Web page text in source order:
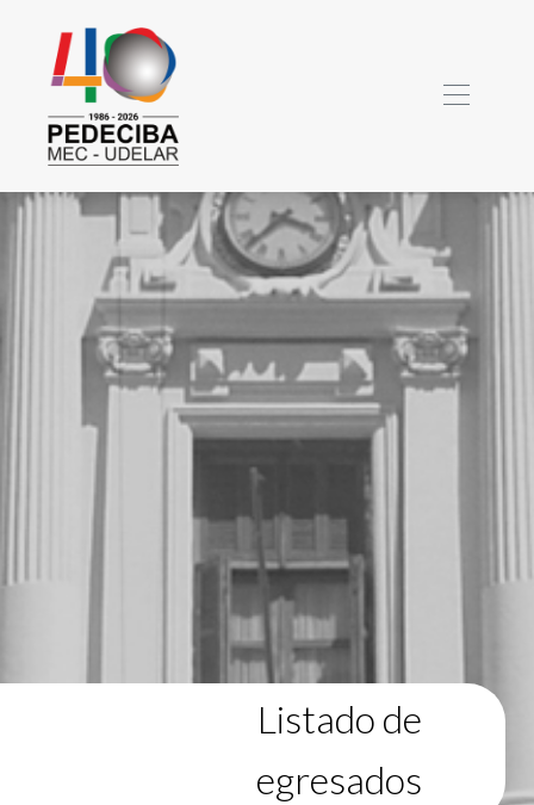
Listado de
egresados